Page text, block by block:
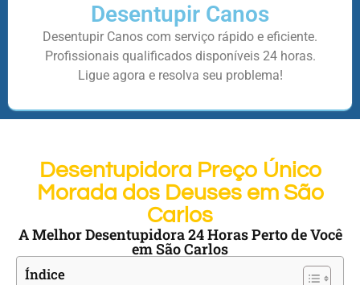
Desentupir Canos
Desentupir Canos com serviço rápido e eficiente.
Profissionais qualificados disponíveis 24 horas.
Ligue agora e resolva seu problema!
Desentupidora Preço Único
Morada dos Deuses em São
Carlos
A Melhor Desentupidora 24 Horas Perto de Você
em São Carlos
Índice